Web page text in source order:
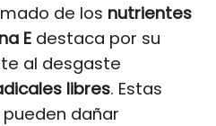
de los nutrientes
E destaca por su
al desgaste
libres. Estas
dañar